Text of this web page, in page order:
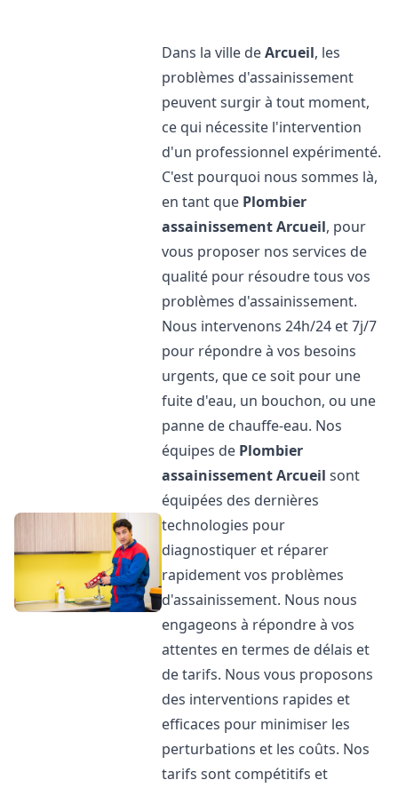
Dans la ville deArcueil, les
problèmes d'assainissement
peuvent surgir à tout moment,
ce qui nécessite l'intervention
d'un professionnel expérimenté.
C'est pourquoi nous sommes là,
en tant que Plombier
assainissementArcueil, pour
vous proposer nos services de
qualité pour résoudre tous vos
problèmes d'assainissement.
Nous intervenons 24h/24 et 7j/7
pour répondre à vos besoins
urgents, que ce soit pour une
fuite d'eau, un bouchon, ou une
panne de chauffe-eau. Nos
équipes de Plombier
assainissementArcueil sont
équipées des dernières
technologies pour
diagnostiquer et réparer
rapidement vos problèmes
d'assainissement. Nous nous
engageons à répondre à vos
attentes en termes de délais et
de tarifs. Nous vous proposons
des interventions rapides et
efficaces pour minimiser les
perturbations et les coûts. Nos
tarifs sont compétitifs et